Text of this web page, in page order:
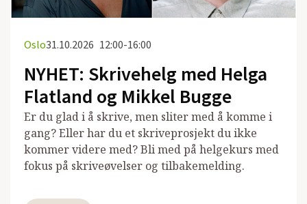
Oslo31.10.2026 12:00-16:00
NYHET: Skrivehelg med Helga
Flatland og Mikkel Bugge
Er du glad i å skrive, men sliter med å komme i
gang? Eller har du et skriveprosjekt du ikke
kommer videre med? Bli med på helgekurs med
fokus på skriveøvelser og tilbakemelding.